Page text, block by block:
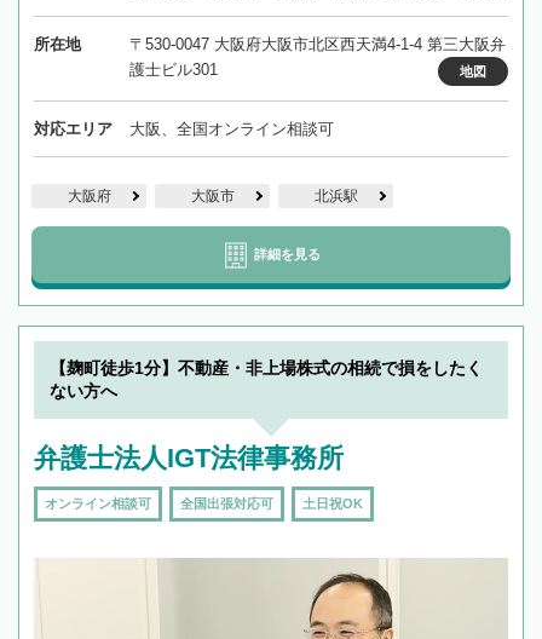
所在地
〒530-0047 大阪府大阪市北区西天満4-1-4 第三大阪弁
護士ビル301
地図
対応エリア 大阪、全国オンライン相談可
大阪府 大阪市 北浜駅
詳細を見る
【麹町徒歩1分】不動産・非上場株式の相続で損をしたく
ない方へ
弁護士法人IGT法律事務所
オンライン相談可 全国出張対応可 土日祝OK